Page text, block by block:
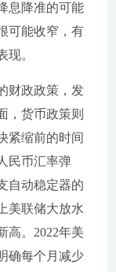
息降准的可能
可能收窄，有
现。
财政政策，发
，货币政策则
紧缩前的时间
民币汇率弹
自动稳定器的
美联储大放水
高。2022年美
确每个月减少